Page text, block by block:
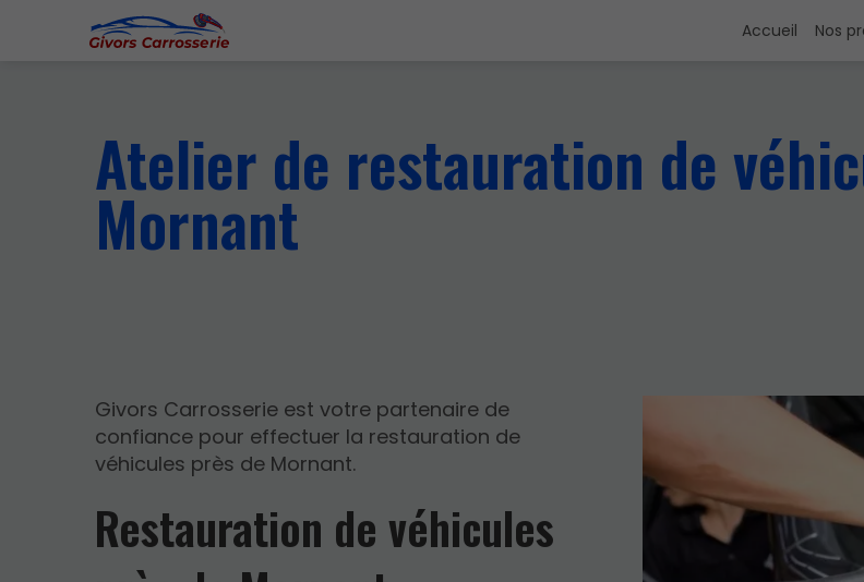
Accueil Nos
Atelier de restauration de
Mornant
Givors Carrosserie est votre partenaire de
confiance pour effectuer la restauration de
véhicules près de Mornant.
Restauration de véhicules